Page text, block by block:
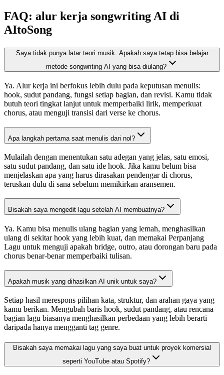
FAQ: alur kerja songwriting AI di
AItoSong
Saya tidak punya latar teori musik. Apakah saya tetap bisa belajar
metode songwriting AI yang bisa diulang?
Ya. Alur kerja ini berfokus lebih dulu pada keputusan menulis:
hook, sudut pandang, fungsi setiap bagian, dan revisi. Kamu tidak
butuh teori tingkat lanjut untuk memperbaiki lirik, memperkuat
chorus, atau menguji transisi dari verse ke chorus.
Apa langkah pertama saat menulis dari nol?
Mulailah dengan menentukan satu adegan yang jelas, satu emosi,
satu sudut pandang, dan satu ide hook. Jika kamu belum bisa
menjelaskan apa yang harus dirasakan pendengar di chorus,
teruskan dulu di sana sebelum memikirkan aransemen.
Bisakah saya mengedit lagu setelah AI membuatnya?
Ya. Kamu bisa menulis ulang bagian yang lemah, menghasilkan
ulang di sekitar hook yang lebih kuat, dan memakai Perpanjang
Lagu untuk menguji apakah bridge, outro, atau dorongan baru pada
chorus benar-benar memperbaiki tulisan.
Apakah musik yang dihasilkan AI unik untuk saya?
Setiap hasil merespons pilihan kata, struktur, dan arahan gaya yang
kamu berikan. Mengubah baris hook, sudut pandang, atau rencana
bagian lagu biasanya menghasilkan perbedaan yang lebih berarti
daripada hanya mengganti tag genre.
Bisakah saya memakai lagu yang saya buat untuk proyek komersial
seperti YouTube atau Spotify?